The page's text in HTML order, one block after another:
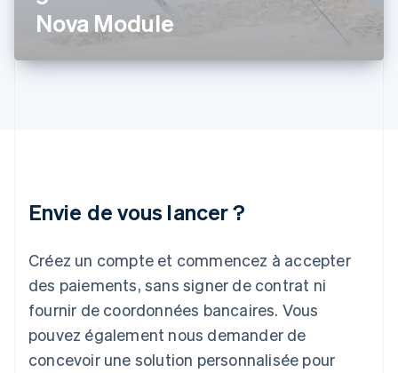
Nova Module
Envie de vous lancer ?
Créez un compte et commencez à accepter
des paiements, sans signer de contrat ni
fournir de coordonnées bancaires. Vous
pouvez également nous demander de
concevoir une solution personnalisée pour
English
English
Deutsch English
Luxembourg
FrançaisDeutsch English
Malaisie
English 简体中文
Malte
English